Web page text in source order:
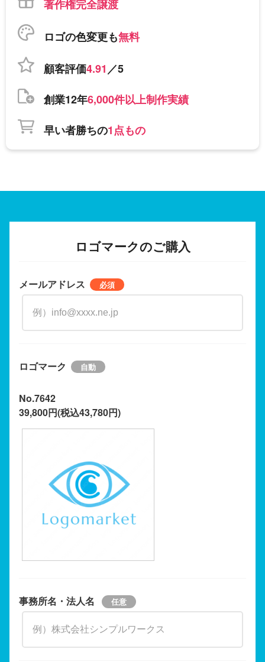
著作権完全譲渡
ロゴの色変更も無料
顧客評価4.91／5
創業12年6,000件以上制作実績
早い者勝ちの1点もの
ロゴマークのご購入
メールアドレス
ロゴマーク
No.7642
39,800円(税込43,780円)
事務所名・法人名